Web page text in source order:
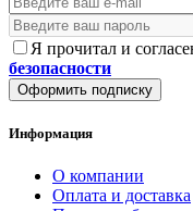
Я прочитал и
безопасности
Оформить подписку
Информация
О компании
Оплата и доставка